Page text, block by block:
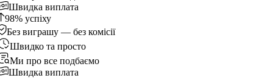
Швидка виплата
98% успіху
Без виграшу — без комісії
Швидко та просто
Ми про все подбаємо
Швидка виплата